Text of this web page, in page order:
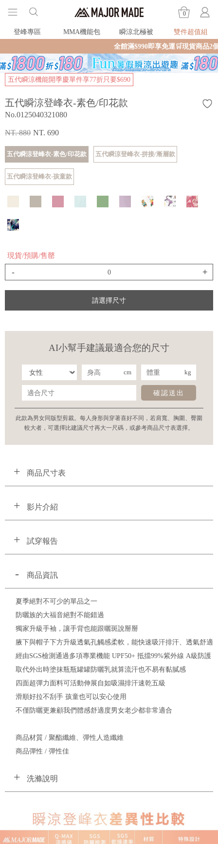
0
登峰專區 MMA機能包 瞬涼北極被
雙件超值組
全館滿$990即享免運🛒現貨商品2個工作天內火速
五代瞬涼機能開季慶單件享77折只要$690
五代瞬涼登峰衣-素色/印花款
No.0125040321080
NT. 880 NT. 690
五代瞬涼登峰衣-素色/印花款 五代瞬涼登峰衣-拼接/漸層款
五代瞬涼登峰衣-孩童款
現貨/預購/售罄
- +
請選擇尺寸
AI小幫手建議最適合您的尺寸
cm kg
確認送出
此款為男女同版型剪裁。每人身形與穿著喜好不同，若肩寬、胸圍、臀圍
較大者，可選擇比建議尺寸再大一尺碼，或參考商品尺寸表選擇。
商品尺寸表
影片介紹
試穿報告
商品資訊
夏季絕對不可少的單品之一
防曬族的大福音絕對不能錯過
獨家升級手袖，讓手背也能跟曬斑說掰掰
腋下與帽子下方升級透氣孔觸感柔軟，能快速吸汗排汗、透氣舒適
經由SGS檢測通過多項專業機能 UPF50+ 抵擋99%紫外線 A級防護
取代外出時塗抹瓶瓶罐罐防曬乳就算流汗也不易有黏膩感
四面超彈力面料可活動伸展自如吸濕排汗速乾五級
滑順好拉不刮手 孩童也可以安心使用
不僅防曬更兼顧我們體感舒適度男女老少都非常適合
商品材質 / 聚酯纖維、彈性人造纖維
商品彈性 / 彈性佳
洗滌說明